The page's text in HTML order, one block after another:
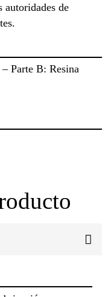
autoridades de
Parte B: Resina